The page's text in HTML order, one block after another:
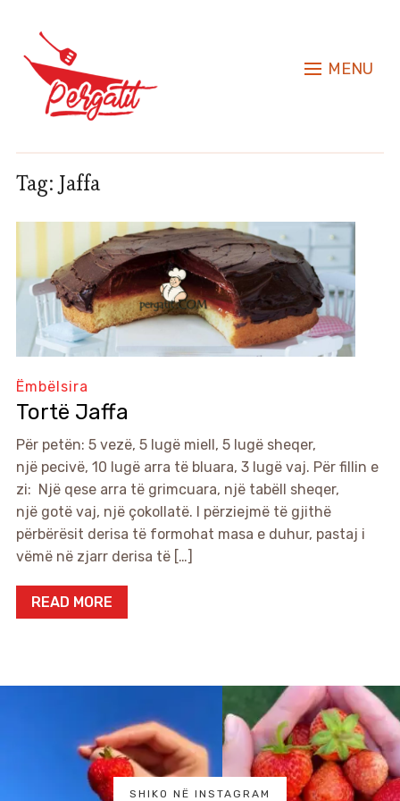
MENU
Tag: Jaffa
Ëmbëlsira
Tortë Jaffa
Për petën: 5 vezë, 5 lugë miell, 5 lugë sheqer,
një pecivë, 10 lugë arra të bluara, 3 lugë vaj. Për fillin e
zi: Një qese arra të grimcuara, një tabëll sheqer,
një gotë vaj, një çokollatë. I përziejmë të gjithë
përbërësit derisa të formohat masa e duhur, pastaj i
vëmë në zjarr derisa të […]
READ MORE
SHIKO NË INSTAGRAM